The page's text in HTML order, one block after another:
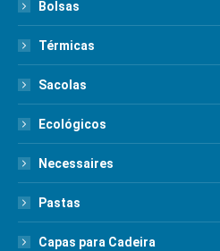
Bolsas
Térmicas
Sacolas
Ecológicos
Necessaires
Pastas
Capas para Cadeira